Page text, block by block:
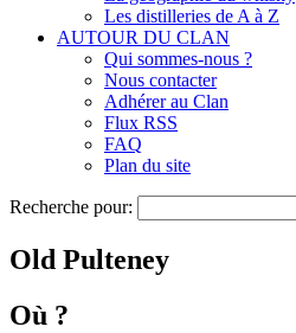
Les distilleries de A à Z
AUTOUR DU CLAN
Qui sommes-nous ?
Nous contacter
Adhérer au Clan
Flux RSS
FAQ
Plan du site
Recherche pour:
Old Pulteney
Où ?